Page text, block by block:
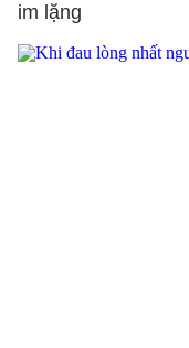
im lặng